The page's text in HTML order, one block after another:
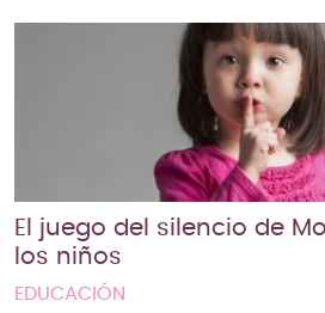
El juego del silencio de
los niños
EDUCACIÓN